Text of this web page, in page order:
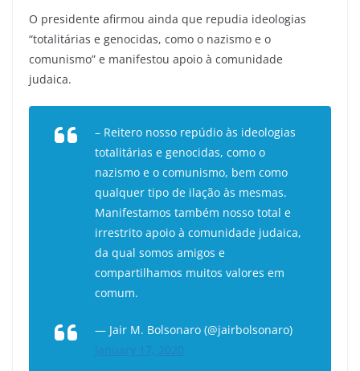
O presidente afirmou ainda que repudia ideologias
“totalitárias e genocidas, como o nazismo e o
comunismo” e manifestou apoio à comunidade
judaica.
– Reitero nosso repúdio às ideologias
totalitárias e genocidas, como o
nazismo e o comunismo, bem como
qualquer tipo de ilação às mesmas.
Manifestamos também nosso total e
irrestrito apoio à comunidade judaica,
da qual somos amigos e
compartilhamos muitos valores em
comum.
— Jair M. Bolsonaro (@jairbolsonaro)
January 17, 2020